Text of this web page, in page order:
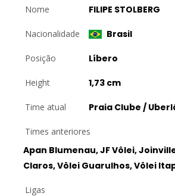
Nome FILIPE STOLBERG
Nacionalidade Brasil
Posição Líbero
Height 1,73 cm
Time atual Praia Clube /
Times anteriores
Apan Blumenau, JF Vôlei,
Claros, Vôlei Guarulhos, Vôlei
Ligas